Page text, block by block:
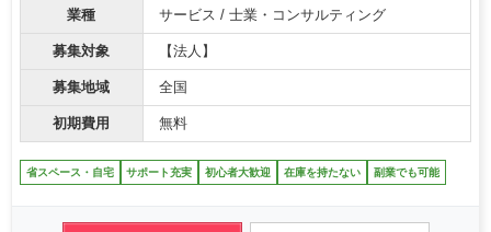
業種 サービス / 士業・コンサルティング
募集対象 【法人】
募集地域 全国
初期費用 無料
省スペース・自宅 サポート充実 初心者大歓迎 在庫を持たない 副業でも可能